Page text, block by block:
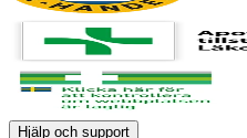
Hjälp och support